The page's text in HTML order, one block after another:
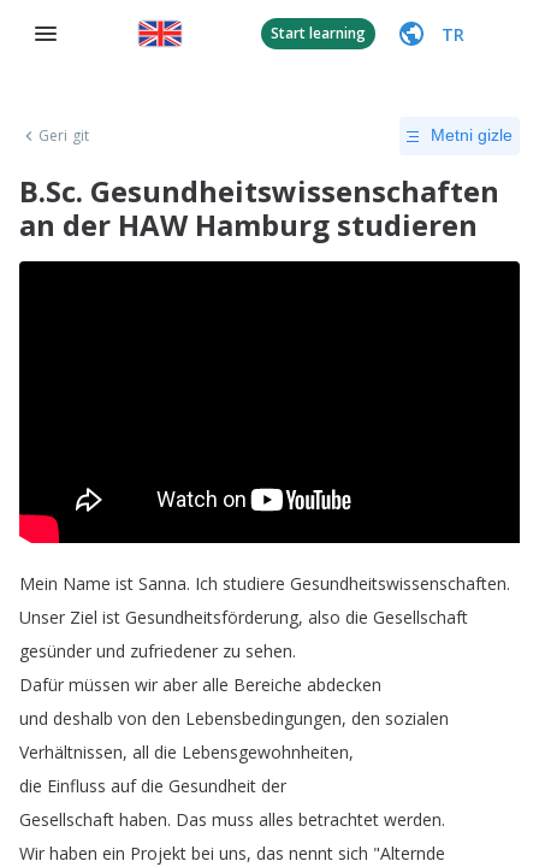
Start learning TR
Geri git Metni gizle
B.Sc. Gesundheitswissenschaften
an der HAW Hamburg studieren
Mein Name ist Sanna. Ich studiere Gesundheitswissenschaften.
Unser Ziel ist Gesundheitsförderung, also die Gesellschaft
gesünder und zufriedener zu sehen.
Dafür müssen wir aber alle Bereiche abdecken
und deshalb von den Lebensbedingungen, den sozialen
Verhältnissen, all die Lebensgewohnheiten,
die Einfluss auf die Gesundheit der
Gesellschaft haben. Das muss alles betrachtet werden.
Wir haben ein Projekt bei uns, das nennt sich "Alternde